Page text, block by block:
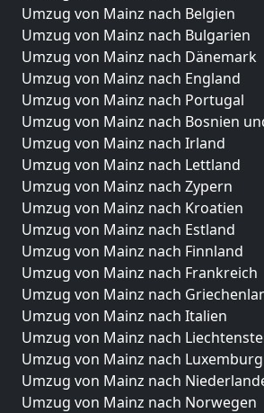
Umzug von Mainz nach Belgien
Umzug von Mainz nach Bulgarien
Umzug von Mainz nach Dänemark
Umzug von Mainz nach England
Umzug von Mainz nach Portugal
Umzug von Mainz nach Bosnien
Umzug von Mainz nach Irland
Umzug von Mainz nach Lettland
Umzug von Mainz nach Zypern
Umzug von Mainz nach Kroatien
Umzug von Mainz nach Estland
Umzug von Mainz nach Finnland
Umzug von Mainz nach Frankreich
Umzug von Mainz nach
Umzug von Mainz nach Italien
Umzug von Mainz nach
Umzug von Mainz nach Luxemburg
Umzug von Mainz nach
Umzug von Mainz nach Norwegen